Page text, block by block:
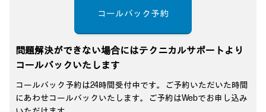
コールバック予約
問題解決ができない場合にはテクニカルサポートより
コールバックいたします
コールバック予約は24時間受付中です。ご予約いただいた時間
にあわせコールバックいたします。ご予約はWebでお申し込み